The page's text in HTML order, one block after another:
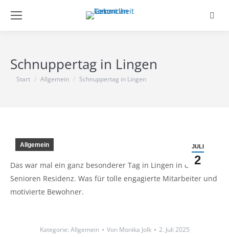
Schnuppertag in Lingen
Sie befinden sich hier:
Start Allgemein Schnuppertag in Lingen
JULI
2
Allgemein
Das war mal ein ganz besonderer Tag in Lingen in der
Senioren Residenz. Was für tolle engagierte Mitarbeiter und
motivierte Bewohner.
Kategorie: Allgemein Von Monika Jolk 2. Juli 2025